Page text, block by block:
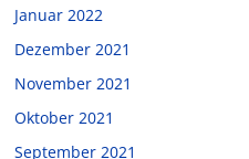
Januar 2022
Dezember 2021
November 2021
Oktober 2021
September 2021